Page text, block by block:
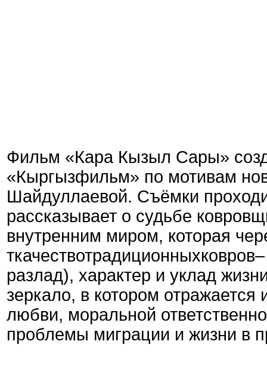
Фильм «Кара Кызыл Сары»
«Кыргызфильм» по мотивам
Шайдуллаевой. Съёмки
рассказывает о судьбе
внутренним миром, которая
разлад), характер и уклад
зеркало, в котором
любви, моральной
проблемы миграции и жизни в